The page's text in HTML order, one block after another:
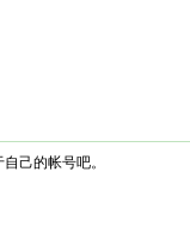
己的帐号吧。